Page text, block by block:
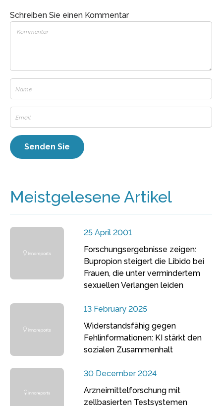
Schreiben Sie einen Kommentar
Meistgelesene Artikel
25 April 2001
Forschungsergebnisse zeigen:
Bupropion steigert die Libido bei
Frauen, die unter vermindertem
sexuellen Verlangen leiden
13 February 2025
Widerstandsfähig gegen
Fehlinformationen: KI stärkt den
sozialen Zusammenhalt
30 December 2024
Arzneimittelforschung mit
zellbasierten Testsystemen